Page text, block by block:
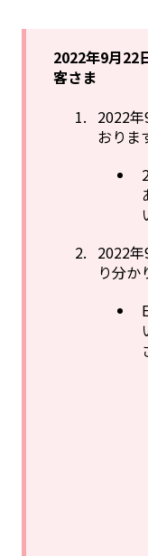
2022年9月22
客さま
2022
おりま
2022
り分か